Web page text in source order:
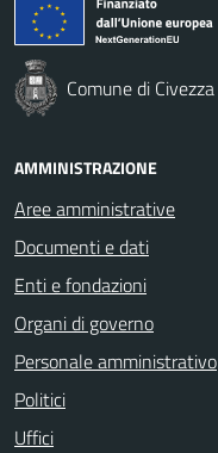
Comune di Civezza
AMMINISTRAZIONE
Aree amministrative
Documenti e dati
Enti e fondazioni
Organi di governo
Personale amministrativo
Politici
Uffici